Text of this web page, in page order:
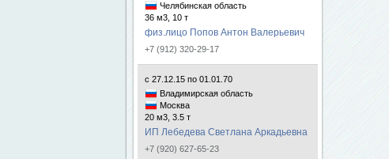
Челябинская область
36 м3, 10 т
физ.лицо Попов Антон Валерьевич
+7 (912) 320-29-17
с 27.12.15 по 01.01.70
Владимирская область
Москва
20 м3, 3.5 т
ИП Лебедева Светлана Аркадьевна
+7 (920) 627-65-23